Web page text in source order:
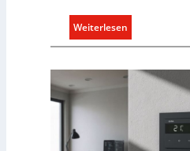
Weiterlesen
T
r
m